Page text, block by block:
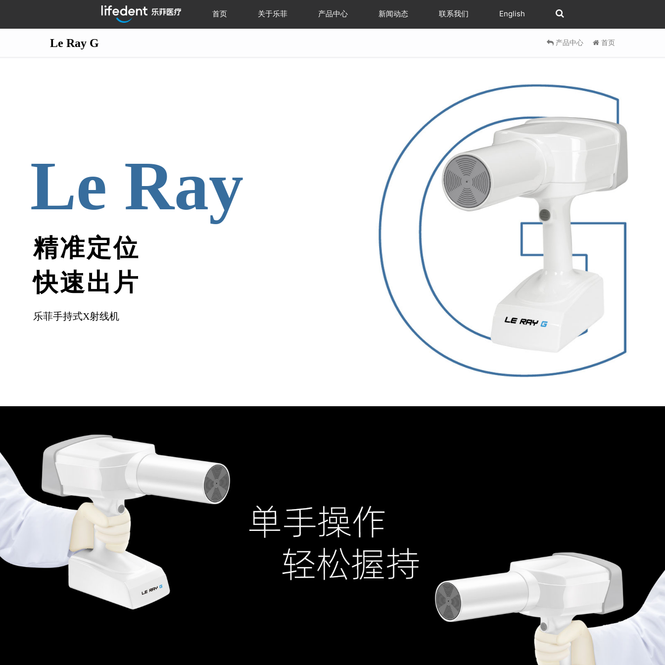
首页 关于乐菲 产品中心 新闻动态 联系我们 English
Le Ray G 产品中心 首页
Le Ray
精准定位
快速出片
乐菲手持式X射线机